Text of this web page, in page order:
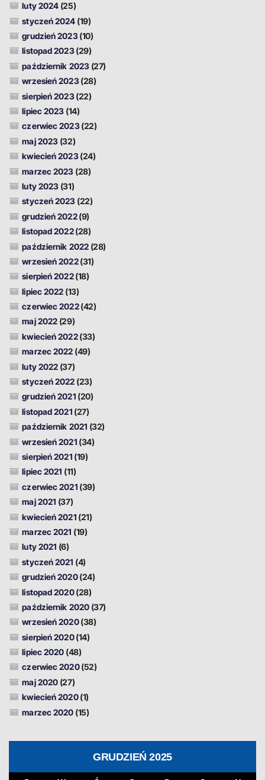
luty 2024 (25)
styczeń 2024 (19)
grudzień 2023(10)
listopad 2023(29)
październik 2023(27)
wrzesień 2023(28)
sierpień 2023(22)
lipiec 2023 (14)
czerwiec 2023(22)
maj 2023 (32)
kwiecień 2023(24)
marzec 2023 (28)
luty 2023 (31)
styczeń 2023 (22)
grudzień 2022(9)
listopad 2022(28)
październik 2022(28)
wrzesień 2022(31)
sierpień 2022(18)
lipiec 2022 (13)
czerwiec 2022(42)
maj 2022 (29)
kwiecień 2022(33)
marzec 2022 (49)
luty 2022 (37)
styczeń 2022 (23)
grudzień 2021 (20)
listopad 2021 (27)
październik 2021 (32)
wrzesień 2021 (34)
sierpień 2021 (19)
lipiec 2021 (11)
czerwiec 2021 (39)
maj 2021 (37)
kwiecień 2021 (21)
marzec 2021 (19)
luty 2021 (6)
styczeń 2021 (4)
grudzień 2020(24)
listopad 2020(28)
październik 2020(37)
wrzesień 2020(38)
sierpień 2020(14)
lipiec 2020 (48)
czerwiec 2020(52)
maj 2020 (27)
kwiecień 2020(1)
marzec 2020 (15)
GRUDZIEŃ 2025